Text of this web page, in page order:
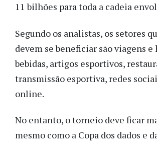
11 bilhões para toda a cadeia
Segundo os analistas, os setores
devem se beneficiar são viagens e
bebidas, artigos esportivos,
transmissão esportiva, redes
online.
No entanto, o torneio deve ficar
mesmo como a Copa dos dados e